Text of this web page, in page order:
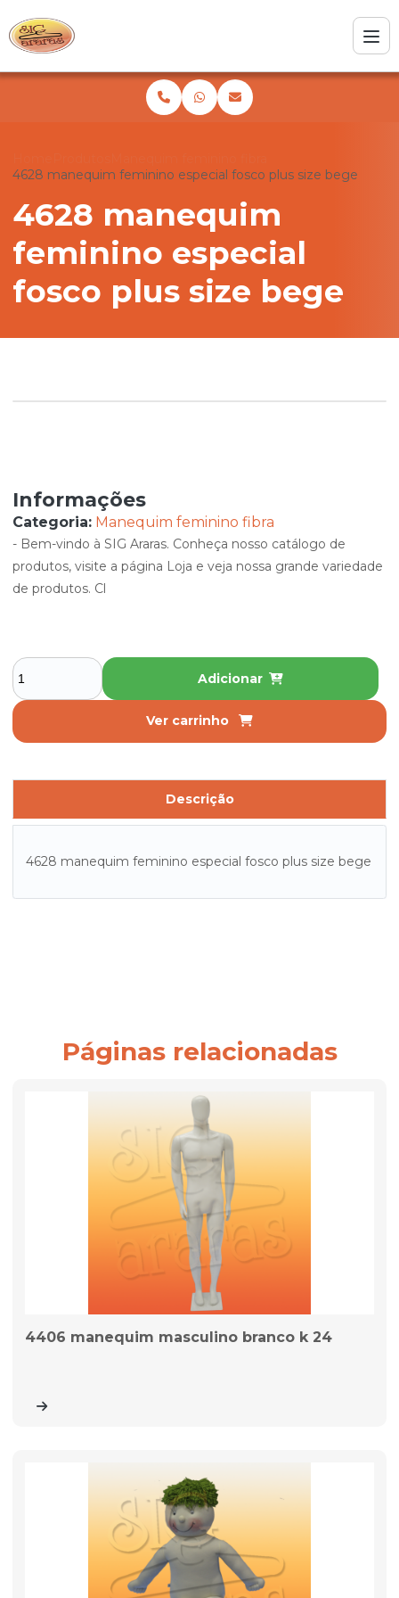
4628 manequim feminino especial fosco plus size bege
4628 manequim
feminino especial
fosco plus size bege
Informações
Categoria: Manequim feminino fibra
- Bem-vindo à SIG Araras. Conheça nosso catálogo de
produtos, visite a página Loja e veja nossa grande variedade
de produtos. Cl
Adicionar
Ver carrinho
Descrição
4628 manequim feminino especial fosco plus size bege
Páginas relacionadas
4406 manequim masculino branco k 24